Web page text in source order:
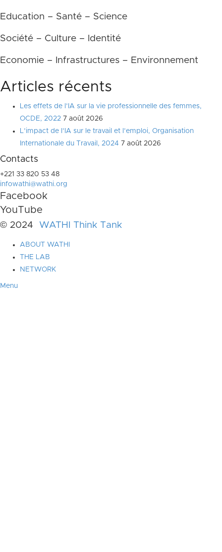
Education – Santé – Science
Société – Culture – Identité
Economie – Infrastructures – Environnement
Articles récents
Les effets de l’IA sur la vie professionnelle des femmes,
OCDE, 2022 7 août 2026
L’impact de l’IA sur le travail et l’emploi, Organisation
Internationale du Travail, 2024 7 août 2026
Contacts
+221 33 820 53 48
infowathi@wathi.org
Facebook
YouTube
© 2024 WATHI Think Tank
ABOUT WATHI
THE LAB
NETWORK
Menu